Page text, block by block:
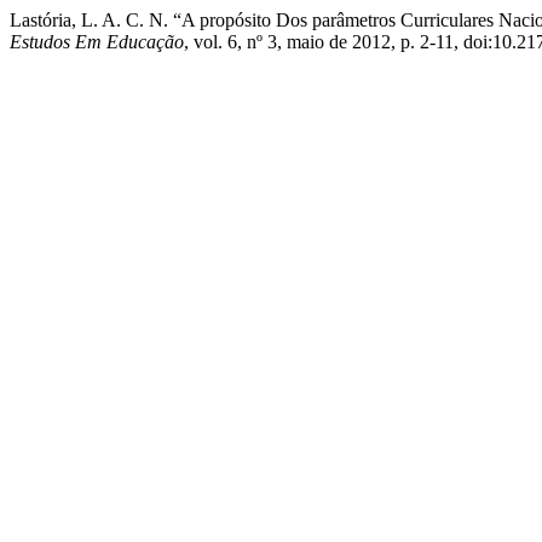
Lastória, L. A. C. N. “A propósito Dos parâmetros Curriculares
Estudos Em Educação, vol. 6, nº 3, maio de 2012, p. 2-11,